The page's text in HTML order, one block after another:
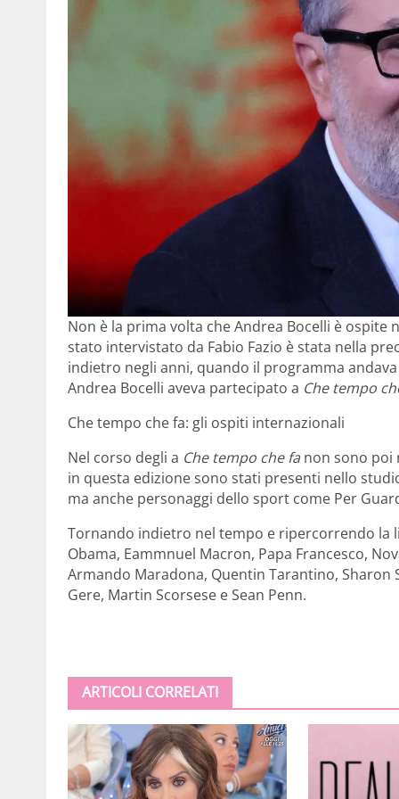
Non è la prima volta che Andrea Bocelli è ospite
stato intervistato da Fabio Fazio è stata nella
indietro negli anni, quando il programma
Andrea Bocelli aveva partecipato a Che tempo
Che tempo che fa: gli ospiti internazionali
Nel corso degli a Che tempo che fa non sono poi
in questa edizione sono stati presenti nello
ma anche personaggi dello sport come Per
Tornando indietro nel tempo e ripercorrendo la
Obama, Eammnuel Macron, Papa Francesco,
Armando Maradona, Quentin Tarantino, Sharon
Gere, Martin Scorsese e Sean Penn.
ARTICOLI CORRELATI